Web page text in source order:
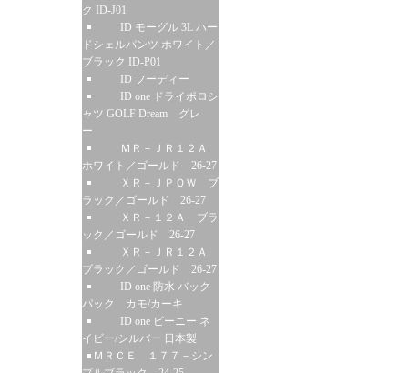
ク ID-J01
ID モーグル 3L ハー
ドシェルパンツ ホワイト／
ブラック ID-P01
ID フーディー
ID one ドライポロシ
ャツ GOLF Dream グレ
ー
ＭＲ－ＪＲ１２Ａ
ホワイト／ゴールド 26-27
ＸＲ－ＪＰＯＷ ブ
ラック／ゴールド 26-27
ＸＲ－１２Ａ ブラ
ック／ゴールド 26-27
ＸＲ－ＪＲ１２Ａ
ブラック／ゴールド 26-27
ID one 防水 バック
パック カモ/カーキ
ID one ビーニー ネ
イビー/シルバー 日本製
ＭＲＣＥ １７７－シン